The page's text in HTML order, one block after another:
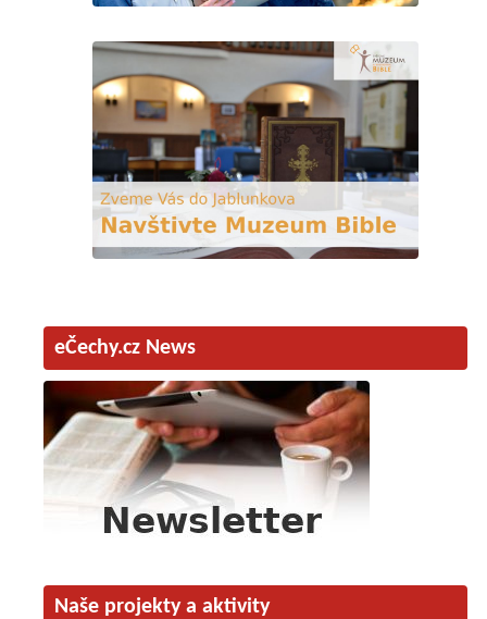
eČechy.cz News
Naše projekty a aktivity